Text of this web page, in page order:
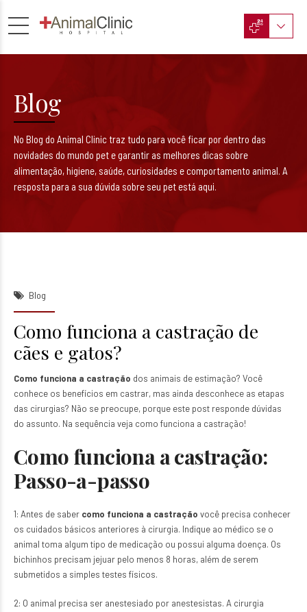
Blog
No Blog do Animal Clinic traz tudo para você ficar por dentro das
novidades do mundo pet e garantir as melhores dicas sobre
alimentação, higiene, saúde, curiosidades e comportamento animal. A
resposta para a sua dúvida sobre seu pet está aqui.
Blog
Como funciona a castração de
cães e gatos?
Como funciona a castração dos animais de estimação? Você
conhece os benefícios em castrar, mas ainda desconhece as etapas
das cirurgias? Não se preocupe, porque este post responde dúvidas
do assunto. Na sequência veja como funciona a castração!
Como funciona a castração:
Passo-a-passo
1: Antes de saber como funciona a castração você precisa conhecer
os cuidados básicos anteriores à cirurgia. Indique ao médico se o
animal toma algum tipo de medicação ou possui alguma doença. Os
bichinhos precisam jejuar pelo menos 8 horas, além de serem
submetidos a simples testes físicos.
2: O animal precisa ser anestesiado por anestesistas. A cirurgia